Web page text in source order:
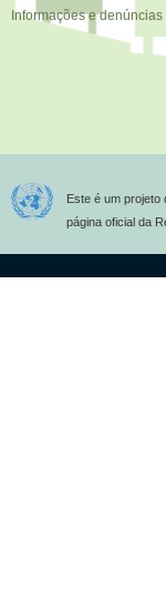
Informações e
Este é um projeto
página oficial da